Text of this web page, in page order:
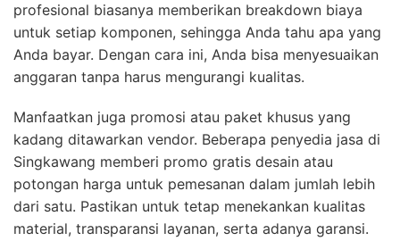
profesional biasanya memberikan breakdown biaya
untuk setiap komponen, sehingga Anda tahu apa yang
Anda bayar. Dengan cara ini, Anda bisa menyesuaikan
anggaran tanpa harus mengurangi kualitas.
Manfaatkan juga promosi atau paket khusus yang
kadang ditawarkan vendor. Beberapa penyedia jasa di
Singkawang memberi promo gratis desain atau
potongan harga untuk pemesanan dalam jumlah lebih
dari satu. Pastikan untuk tetap menekankan kualitas
material, transparansi layanan, serta adanya garansi.